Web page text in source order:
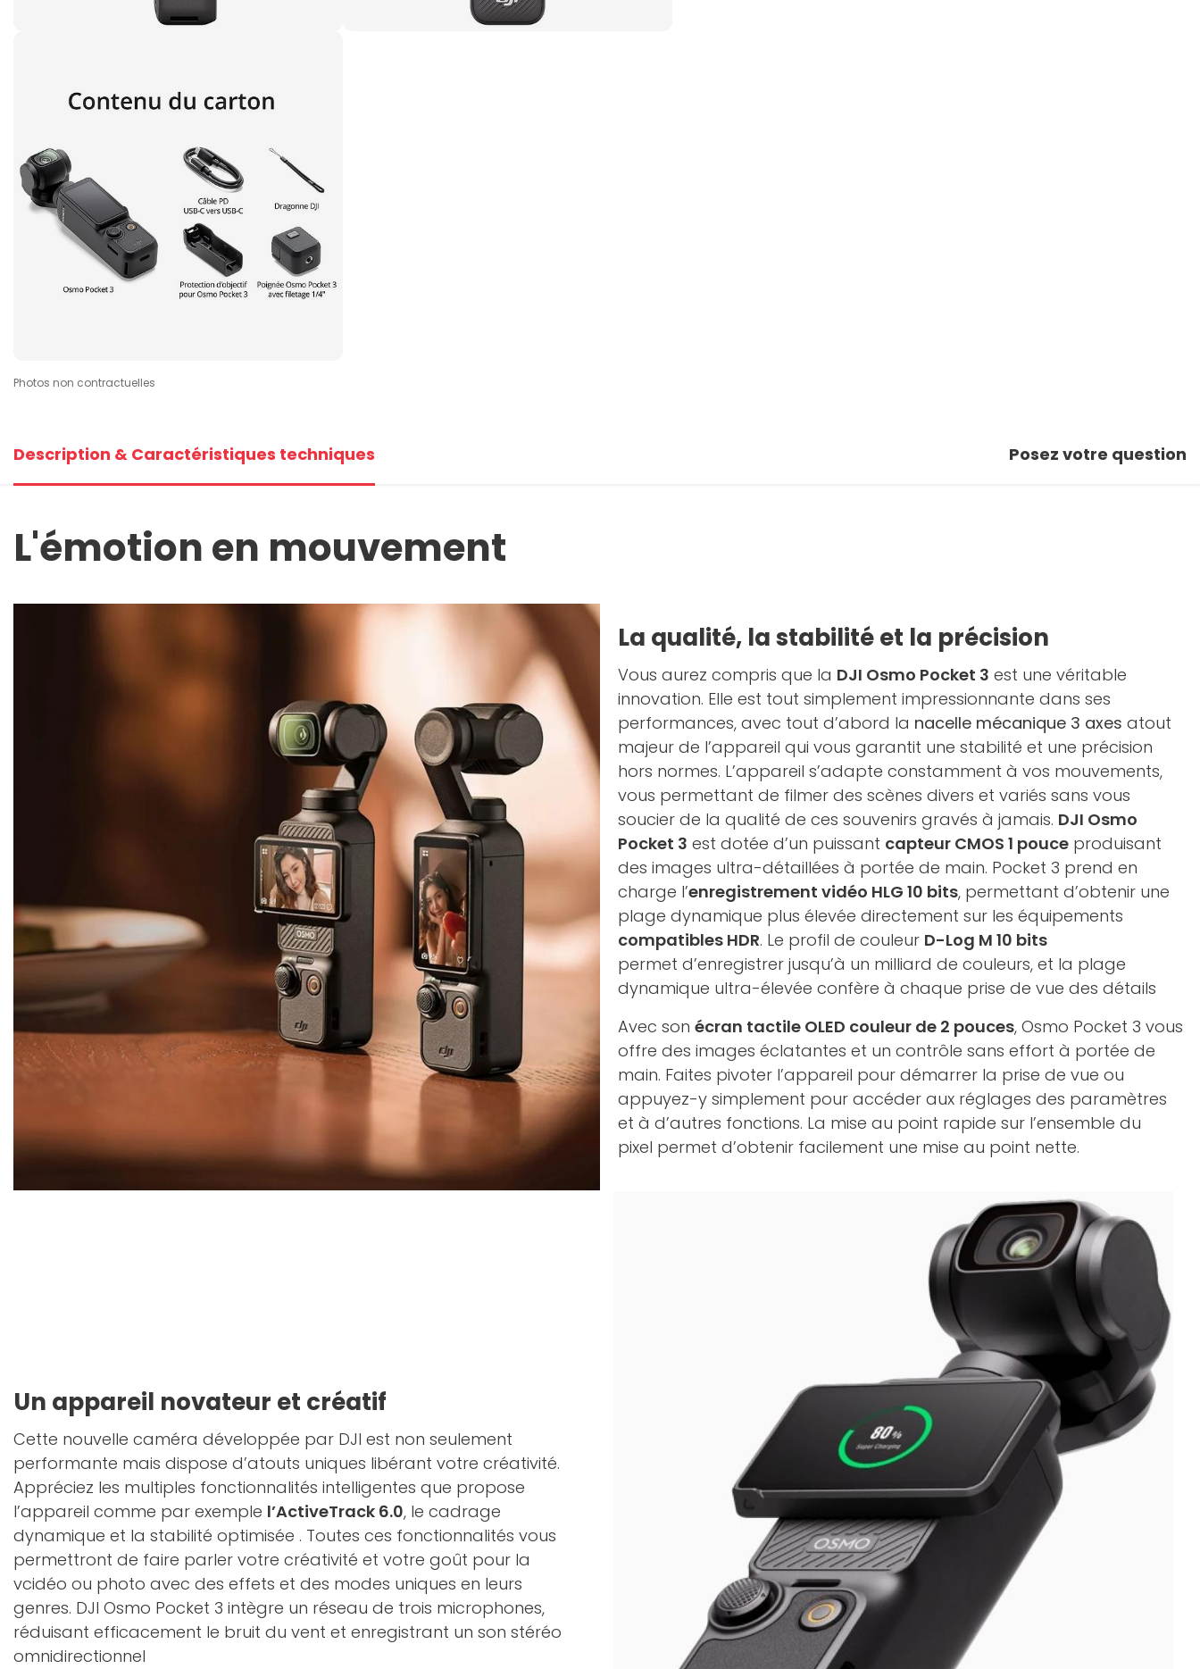
Photos non contractuelles
Description & Caractéristiques techniques Posez votre question
L'émotion en mouvement
La qualité, la stabilité et la précision
Vous aurez compris que la DJI Osmo Pocket 3 est une véritable
innovation. Elle est tout simplement impressionnante dans ses
performances, avec tout d’abord la nacelle mécanique 3 axes atout
majeur de l’appareil qui vous garantit une stabilité et une précision
hors normes. L’appareil s’adapte constamment à vos mouvements,
vous permettant de filmer des scènes divers et variés sans vous
soucier de la qualité de ces souvenirs gravés à jamais. DJI Osmo
Pocket 3 est dotée d’un puissant capteur CMOS 1 pouce produisant
des images ultra-détaillées à portée de main. Pocket 3 prend en
charge l’enregistrement vidéo HLG 10 bits, permettant d’obtenir une
plage dynamique plus élevée directement sur les équipements
compatibles HDR. Le profil de couleur D-Log M 10 bits
permet d’enregistrer jusqu’à un milliard de couleurs, et la plage
dynamique ultra-élevée confère à chaque prise de vue des détails
Avec son écran tactile OLED couleur de 2 pouces, Osmo Pocket 3 vous
offre des images éclatantes et un contrôle sans effort à portée de
main. Faites pivoter l’appareil pour démarrer la prise de vue ou
appuyez-y simplement pour accéder aux réglages des paramètres
et à d’autres fonctions. La mise au point rapide sur l’ensemble du
pixel permet d’obtenir facilement une mise au point nette.
Un appareil novateur et créatif
Cette nouvelle caméra développée par DJI est non seulement
performante mais dispose d’atouts uniques libérant votre créativité.
Appréciez les multiples fonctionnalités intelligentes que propose
l’appareil comme par exemple l’ActiveTrack 6.0, le cadrage
dynamique et la stabilité optimisée . Toutes ces fonctionnalités vous
permettront de faire parler votre créativité et votre goût pour la
vcidéo ou photo avec des effets et des modes uniques en leurs
genres. DJI Osmo Pocket 3 intègre un réseau de trois microphones,
réduisant efficacement le bruit du vent et enregistrant un son stéréo
omnidirectionnel